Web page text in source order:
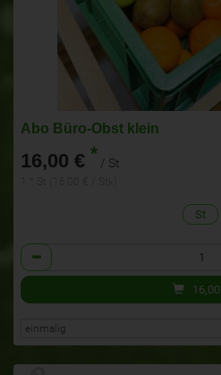
Abo Büro-Obst klein
16,00 € * / St
St
Anzahl
16,00